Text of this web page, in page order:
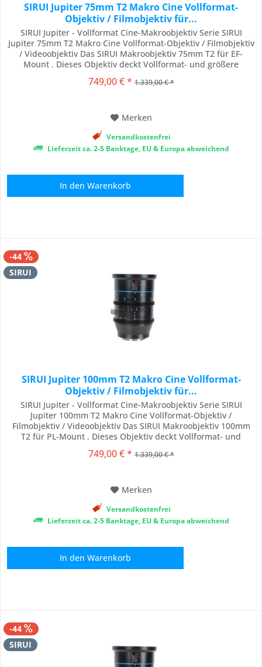
SIRUI Jupiter 75mm T2 Makro Cine Vollformat-
Objektiv / Filmobjektiv für...
SIRUI Jupiter - Vollformat Cine-Makroobjektiv Serie SIRUI
Jupiter 75mm T2 Makro Cine Vollformat-Objektiv / Filmobjektiv
/ Videoobjektiv Das SIRUI Makroobjektiv 75mm T2 für EF-
Mount . Dieses Objektiv deckt Vollformat- und größere
Aberration ab und kann auf verschiedenen professionellen
749,00 € * 1.339,00 € *
Merken
Versandkostenfrei
Lieferzeit ca. 2-5 Banktage, EU & Europa abweichend
In den Warenkorb
-44
SIRUI
SIRUI Jupiter 100mm T2 Makro Cine Vollformat-
Objektiv / Filmobjektiv für...
SIRUI Jupiter - Vollformat Cine-Makroobjektiv Serie SIRUI
Jupiter 100mm T2 Makro Cine Vollformat-Objektiv /
Filmobjektiv / Videoobjektiv Das SIRUI Makroobjektiv 100mm
T2 für PL-Mount . Dieses Objektiv deckt Vollformat- und
optischer Aberration ab und kann auf verschiedenen
749,00 € * 1.339,00 € *
Merken
Versandkostenfrei
Lieferzeit ca. 2-5 Banktage, EU & Europa abweichend
In den Warenkorb
-44
SIRUI